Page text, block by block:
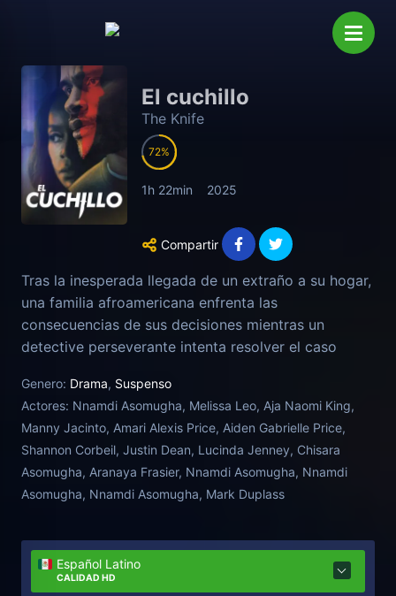
El cuchillo
The Knife
72
1h 22min 2025
Compartir
Tras la inesperada llegada de un extraño a su hogar,
una familia afroamericana enfrenta las
consecuencias de sus decisiones mientras un
detective perseverante intenta resolver el caso
Genero: Drama, Suspenso
Actores: Nnamdi Asomugha, Melissa Leo, Aja Naomi King,
Manny Jacinto, Amari Alexis Price, Aiden Gabrielle Price,
Shannon Corbeil, Justin Dean, Lucinda Jenney, Chisara
Asomugha, Aranaya Frasier, Nnamdi Asomugha, Nnamdi
Asomugha, Nnamdi Asomugha, Mark Duplass
Español Latino
CALIDAD HD